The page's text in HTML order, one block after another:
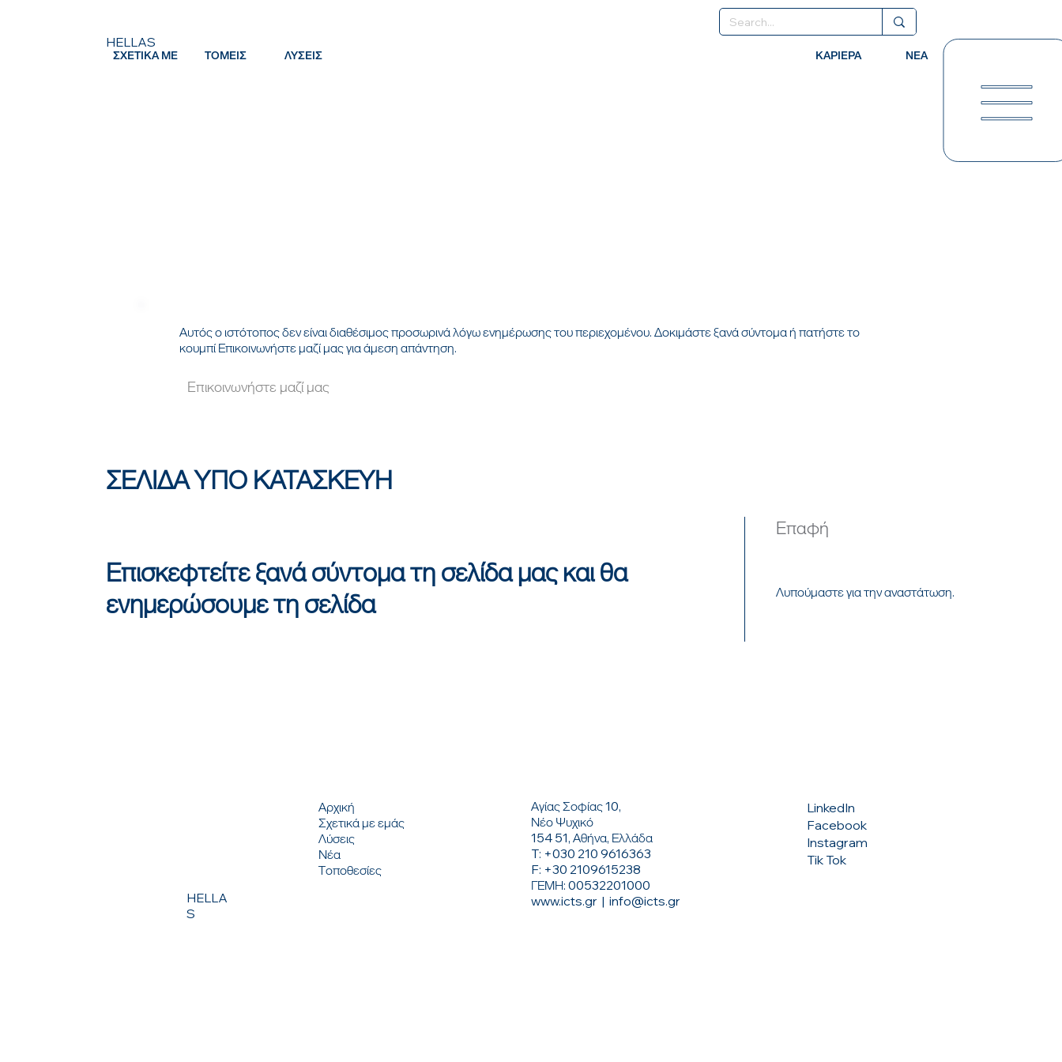
ΤΟΜΕΙΣ ΛΥΣΕΙΣ ΝΕΑ
ΣΧΕΤΙΚΑ ΜΕ
HELLAS
ΚΑΡΙΕΡΑ
Αυτός ο ιστότοπος δεν είναι διαθέσιμος προσωρινά λόγω ενημέρωσης του περιεχομένου. Δοκιμάστε ξανά σύντομα ή πατήστε το
κουμπί Επικοινωνήστε μαζί μας για άμεση απάντηση.
Επικοινωνήστε μαζί μας
ΣΕΛΙΔΑ ΥΠΟ ΚΑΤΑΣΚΕΥΗ
Επισκεφτείτε ξανά σύντομα τη σελίδα μας και θα
ενημερώσουμε τη σελίδα
Επαφή
Λυπούμαστε για την αναστάτωση.
Αγίας Σοφίας 10,
Νέο Ψυχικό
154 51, Αθήνα, Ελλάδα
T: +030 210 9616363
F: +30 2109615238
ΓΕΜΗ: 00532201000
www.icts.gr | info@icts.gr
LinkedIn
Facebook
Instagram
Tik Tok
Αρχική
Σχετικά με εμάς
Λύσεις
Νέα
Τοποθεσίες
HELLA
S